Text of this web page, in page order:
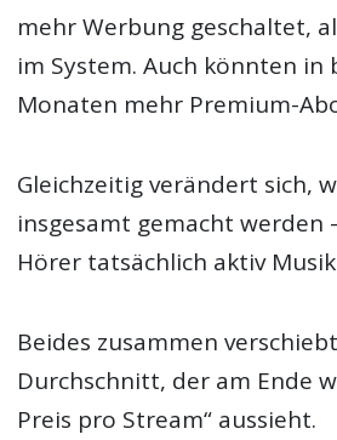
mehr Werbung geschaltet,
im System. Auch könnten in
Monaten mehr Premium-
Gleichzeitig verändert sich,
insgesamt gemacht werden
Hörer tatsächlich aktiv
Beides zusammen
Durchschnitt, der am Ende
Preis pro Stream“ aussieht.